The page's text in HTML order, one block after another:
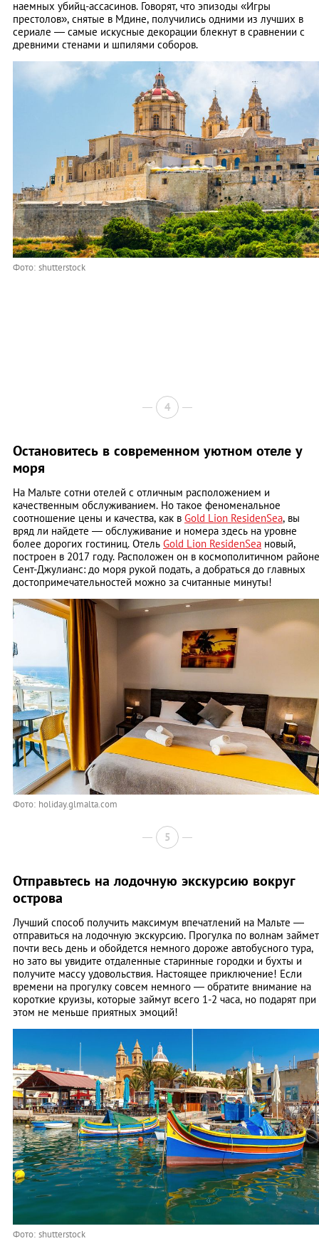
наемных убийц-ассасинов. Говорят, что эпизоды «Игры
престолов», снятые в Мдине, получились одними из лучших в
сериале — самые искусные декорации блекнут в сравнении с
древними стенами и шпилями соборов.
Фото: shutterstock
4
Остановитесь в современном уютном отеле у
моря
На Мальте сотни отелей с отличным расположением и
качественным обслуживанием. Но такое феноменальное
соотношение цены и качества, как в Gold Lion ResidenSea, вы
вряд ли найдете — обслуживание и номера здесь на уровне
более дорогих гостиниц. Отель Gold Lion ResidenSea новый,
построен в 2017 году. Расположен он в космополитичном районе
Сент-Джулианс: до моря рукой подать, а добраться до главных
достопримечательностей можно за считанные минуты!
Фото: holiday.glmalta.com
5
Отправьтесь на лодочную экскурсию вокруг
острова
Лучший способ получить максимум впечатлений на Мальте —
отправиться на лодочную экскурсию. Прогулка по волнам займет
почти весь день и обойдется немного дороже автобусного тура,
но зато вы увидите отдаленные старинные городки и бухты и
получите массу удовольствия. Настоящее приключение! Если
времени на прогулку совсем немного — обратите внимание на
короткие круизы, которые займут всего 1-2 часа, но подарят при
этом не меньше приятных эмоций!
Фото: shutterstock